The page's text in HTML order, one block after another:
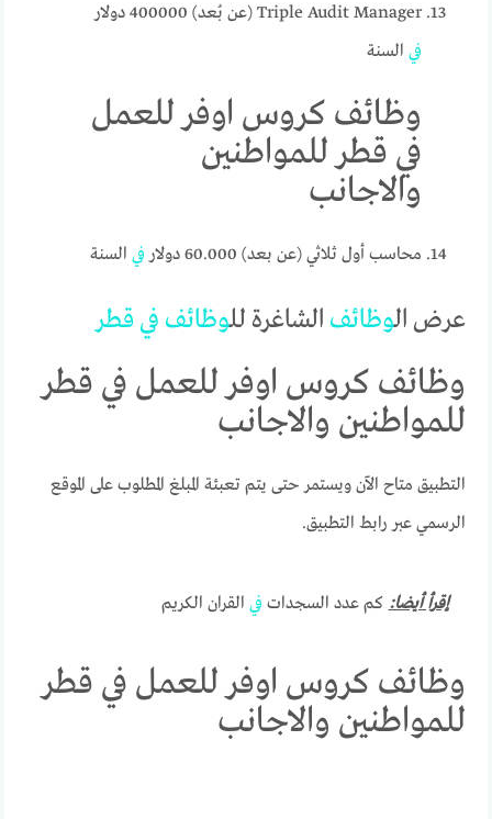
Triple Audit Manager (عن بُعد) 400000 دولار
في السنة
وظائف كروس اوفر للعمل
في قطر للمواطنين
والاجانب
محاسب أول ثلاثي (عن بعد) 60.000 دولار في السنة
عرض الوظائف الشاغرة للوظائف فيقطر
وظائف كروس اوفر للعمل في قطر
للمواطنين والاجانب
التطبيق متاح الآن ويستمر حتى يتم تعبئة المبلغ المطلوب على الموقع
الرسمي عبر رابط التطبيق.
إقرأ أيضا: كم عدد السجداتفي القران الكريم
وظائف كروس اوفر للعمل في قطر
للمواطنين والاجانب